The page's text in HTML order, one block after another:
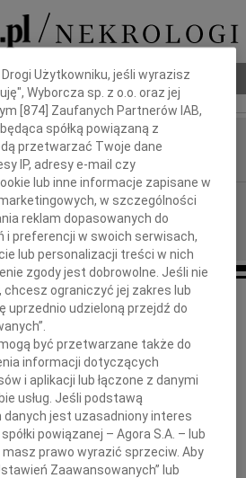
pogrzebowy
Krassowski
Pogrążeni w głębokim żalu zawiadamiamy,
że dnia 10 lutego 2010 roku
w wieku 88 lat odszedł od nas
ukochany Dziadek, Pradziadek, Teść
Użytkowniku, jeśli wyrazisz
Wyborcza sp. z o.o. oraz jej
[874 ] Zaufanych Partnerów IAB,
spółką powiązaną z
przetwarzać Twoje dane
IP, adresy e-mail czy
lub inne informacje zapisane w
w szczególności
reklam dopasowanych do
i preferencji w swoich serwisach,
lub personalizacji treści w nich
zgody jest dobrowolne. Jeśli nie
ograniczyć jej zakres lub
uprzednio udzieloną przejdź do
być przetwarzane także do
informacji dotyczących
i aplikacji lub łączone z danymi
usług. Jeśli podstawą
jest uzasadniony interes
powiązanej – Agora S.A. – lub
prawo wyrazić sprzeciw. Aby
Zaawansowanych” lub